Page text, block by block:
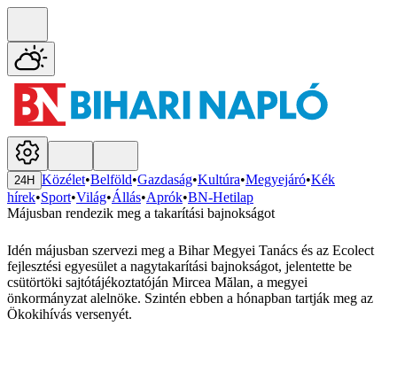
24H Közélet•Belföld•Gazdaság•Kultúra•Megyejáró•Kék
hírek•Sport•Világ•Állás•Aprók•BN-Hetilap
Májusban rendezik meg a takarítási bajnokságot
Idén májusban szervezi meg a Bihar Megyei Tanács és az Ecolect
fejlesztési egyesület a nagytakarítási bajnokságot, jelentette be
csütörtöki sajtótájékoztatóján Mircea Mălan, a megyei
önkormányzat alelnöke. Szintén ebben a hónapban tartják meg az
Ökokihívás versenyét.